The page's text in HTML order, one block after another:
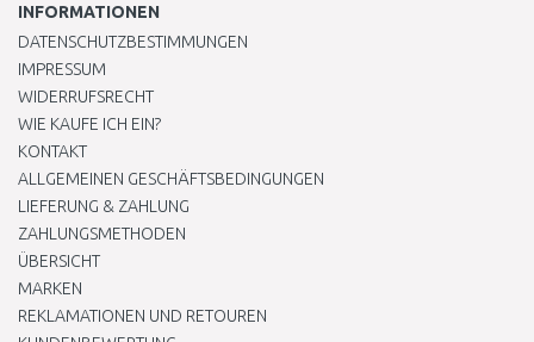
INFORMATIONEN
DATENSCHUTZBESTIMMUNGEN
IMPRESSUM
WIDERRUFSRECHT
WIE KAUFE ICH EIN?
KONTAKT
ALLGEMEINEN GESCHÄFTSBEDINGUNGEN
LIEFERUNG & ZAHLUNG
ZAHLUNGSMETHODEN
ÜBERSICHT
MARKEN
REKLAMATIONEN UND RETOUREN